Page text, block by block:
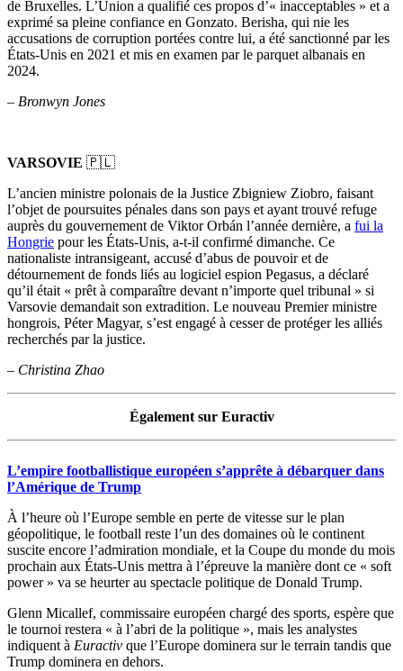
de Bruxelles. L’Union a qualifié ces propos d’« inacceptables » et a
exprimé sa pleine confiance en Gonzato. Berisha, qui nie les
accusations de corruption portées contre lui, a été sanctionné par les
États-Unis en 2021 et mis en examen par le parquet albanais en
2024.
– Bronwyn Jones
VARSOVIE 🇵🇱
L’ancien ministre polonais de la Justice Zbigniew Ziobro, faisant
l’objet de poursuites pénales dans son pays et ayant trouvé refuge
auprès du gouvernement de Viktor Orbán l’année dernière, a fui la
Hongrie pour les États-Unis, a-t-il confirmé dimanche. Ce
nationaliste intransigeant, accusé d’abus de pouvoir et de
détournement de fonds liés au logiciel espion Pegasus, a déclaré
qu’il était « prêt à comparaître devant n’importe quel tribunal » si
Varsovie demandait son extradition. Le nouveau Premier ministre
hongrois, Péter Magyar, s’est engagé à cesser de protéger les alliés
recherchés par la justice.
– Christina Zhao
Également sur Euractiv
L’empire footballistique européen s’apprête à débarquer dans
l’Amérique de Trump
À l’heure où l’Europe semble en perte de vitesse sur le plan
géopolitique, le football reste l’un des domaines où le continent
suscite encore l’admiration mondiale, et la Coupe du monde du mois
prochain aux États-Unis mettra à l’épreuve la manière dont ce « soft
power » va se heurter au spectacle politique de Donald Trump.
Glenn Micallef, commissaire européen chargé des sports, espère que
le tournoi restera « à l’abri de la politique », mais les analystes
indiquent à Euractiv que l’Europe dominera sur le terrain tandis que
Trump dominera en dehors.